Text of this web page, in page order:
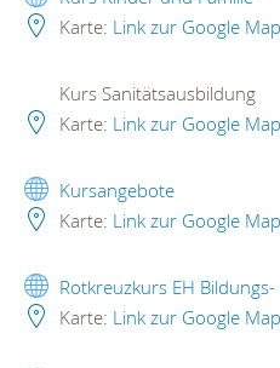
Karte: Link zur Google
Kurs Sanitätsausbildung
Karte: Link zur Google
Kursangebote
Karte: Link zur Google
Rotkreuzkurs EH
Karte: Link zur Google